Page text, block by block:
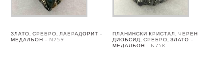
ЗЛАТО, СРЕБРО, ЛАБРАДОРИТ –
МЕДАЛЬОН – N759
ПЛАНИНСКИ КРИСТАЛ, ЧЕРЕН
ДИОБСИД, СРЕБРО, ЗЛАТО –
МЕДАЛЬОН – N758